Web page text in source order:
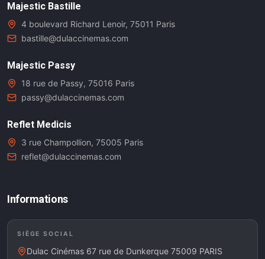
Majestic Bastille
4 boulevard Richard Lenoir, 75011 Paris
bastille@dulaccinemas.com
Majestic Passy
18 rue de Passy, 75016 Paris
passy@dulaccinemas.com
Reflet Medicis
3 rue Champollion, 75005 Paris
reflet@dulaccinemas.com
Informations
SIÈGE SOCIAL
Dulac Cinémas 67 rue de Dunkerque 75009 PARIS